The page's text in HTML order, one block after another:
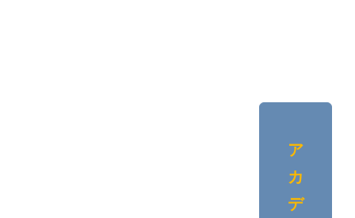
ア
カ
デ